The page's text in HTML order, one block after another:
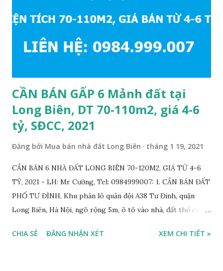
CẦN BÁN GẤP 6 Mảnh đất tại
Long Biên, DT 70-110m2, giá 4-6
tỷ, SĐCC, 2021
Đăng bởi Mua bán nhà đất Long Biên tháng 1 19, 2021
CẦN BÁN 6 NHÀ ĐẤT LONG BIÊN 70-120M2, GIÁ TỪ 4-6
TỶ, 2021 - LH: Mr Cường, Tel: 0984999007: 1. CẦN BÁN ĐẤT
PHỐ TƯ ĐÌNH, Khu phân lô quân đội A38 Tư Đình, quận
Long Biên, Hà Nội, ngõ rộng 5m, ô tô vào nhà, đất thổ cư,
BÁN: 4.2 TỶ, có thương lượng; 2. CẦN BÁN GẤP đất ngõ 134
CHIA SẺ ĐĂNG NHẬN XÉT XEM CHI TIẾT »